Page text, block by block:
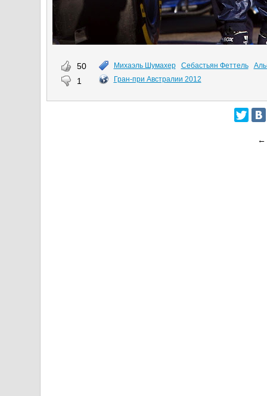
50
1
Михаэль Шумахер Себастьян Феттель
Гран-при Австралии 2012